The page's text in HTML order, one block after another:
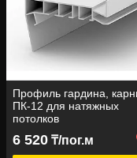
Профиль гардина,
ПК-12 для натяжных
потолков
6 520 ₸/пог.м